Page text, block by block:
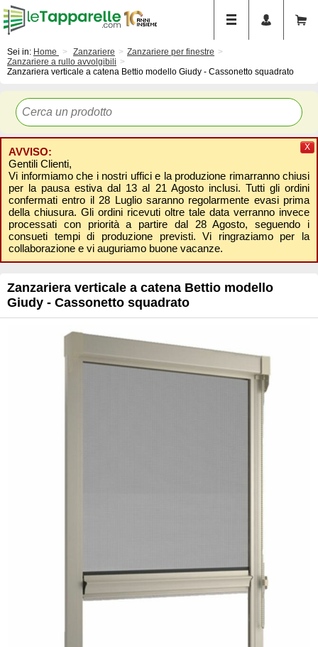
Sei in: Home Zanzariere
Zanzariere per finestre
Zanzariere a rullo avvolgibili
Zanzariera verticale a catena Bettio modello Giudy - Cassonetto squadrato
AVVISO:
Gentili Clienti,
Vi informiamo che i nostri uffici e la produzione rimarranno chiusi
per la pausa estiva dal 13 al 21 Agosto inclusi. Tutti gli ordini
confermati entro il 28 Luglio saranno regolarmente evasi prima
della chiusura. Gli ordini ricevuti oltre tale data verranno invece
processati con priorità a partire dal 28 Agosto, seguendo i
consueti tempi di produzione previsti. Vi ringraziamo per la
collaborazione e vi auguriamo buone vacanze.
X
Zanzariera verticale a catena Bettio modello
Giudy - Cassonetto squadrato